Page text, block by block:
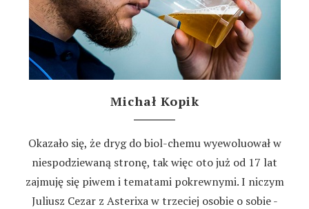
Michał Kopik
Okazało się, że dryg do biol-chemu wyewoluował w
niespodziewaną stronę, tak więc oto już od 17 lat
zajmuję się piwem i tematami pokrewnymi. I niczym
Juliusz Cezar z Asterixa w trzeciej osobie o sobie -